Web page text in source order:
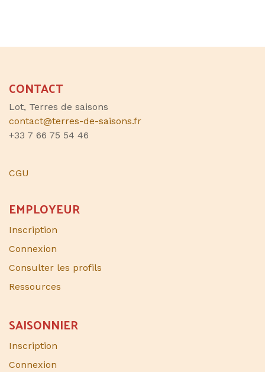
CONTACT
Lot, Terres de saisons
contact@terres-de-saisons.fr
+33 7 66 75 54 46
CGU
EMPLOYEUR
Inscription
Connexion
Consulter les profils
Ressources
SAISONNIER​
Inscription
Connexion